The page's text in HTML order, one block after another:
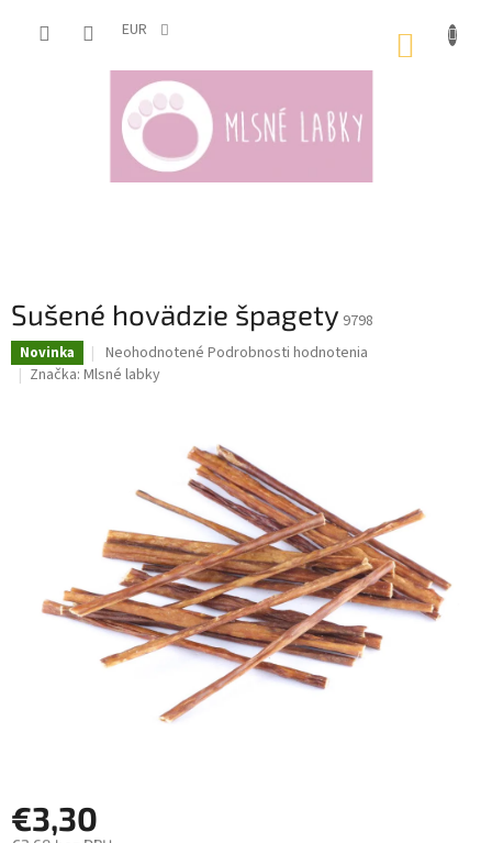
EUR
Sušené hovädzie špagety 9798
Novinka
Priemerné
hodnotenie
hviezdičiek.
Neohodnotené Podrobnosti hodnotenia
Značka: Mlsné labky
€3,30